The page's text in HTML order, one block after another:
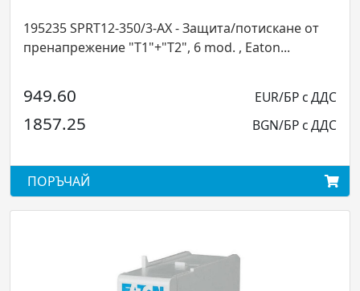
3-AX - Защита/потискане от
6 mod. , Eaton...
168741 SPET2-280/1
клас "T2"/10kA ,
22.68
44.36